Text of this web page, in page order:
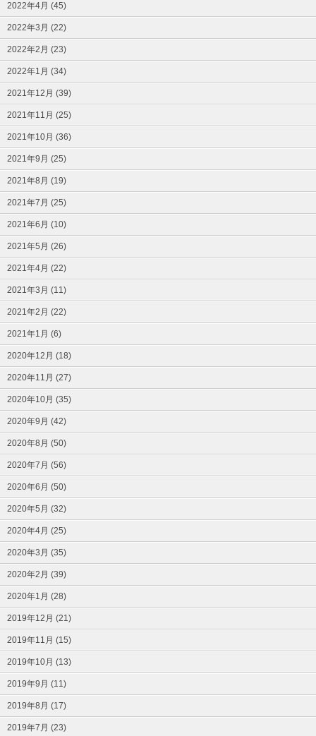
2022年4月 (45)
2022年3月 (22)
2022年2月 (23)
2022年1月 (34)
2021年12月 (39)
2021年11月 (25)
2021年10月 (36)
2021年9月 (25)
2021年8月 (19)
2021年7月 (25)
2021年6月 (10)
2021年5月 (26)
2021年4月 (22)
2021年3月 (11)
2021年2月 (22)
2021年1月 (6)
2020年12月 (18)
2020年11月 (27)
2020年10月 (35)
2020年9月 (42)
2020年8月 (50)
2020年7月 (56)
2020年6月 (50)
2020年5月 (32)
2020年4月 (25)
2020年3月 (35)
2020年2月 (39)
2020年1月 (28)
2019年12月 (21)
2019年11月 (15)
2019年10月 (13)
2019年9月 (11)
2019年8月 (17)
2019年7月 (23)